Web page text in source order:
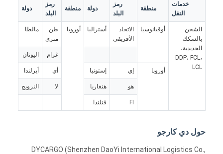
النقل بالسكك الحديدية
الشحن إلى أمازون
شحن الشاحنات
خدمة التخزين
خدمات
النقل
منطقة
رمز
البلد
دولة منطقة
رمز
البلد
دولة
الشحن
بالسكك
الحديدية،
DDP، FCL،
LCL
أوقيانوسيا
الاتحاد
الأفريقي
أستراليا أوروبا
طن
متري
مالطا
غرام اليونان
أوروبا إي إستونيا أي أيرلندا
هو هنغاريا لا النرويج
FI فنلندا
حول دي كارجو
DYCARGO (Shenzhen DaoYi International Logistics Co.,